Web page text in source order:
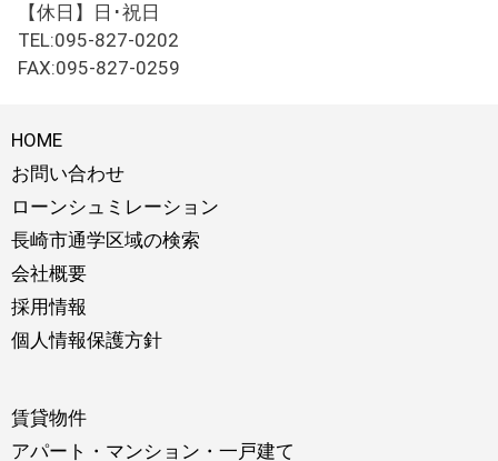
【休日】日･祝日
TEL:095-827-0202
FAX:095-827-0259
HOME
お問い合わせ
ローンシュミレーション
長崎市通学区域の検索
会社概要
採用情報
個人情報保護方針
賃貸物件
アパート・マンション・一戸建て